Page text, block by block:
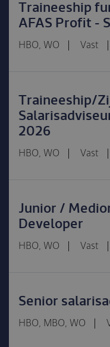
Traineeship
AFAS Profit -
HBO, WO Vast
Traineeship/
2026
HBO, WO Vast
Junior /
Developer
HBO, WO Vast
Senior
HBO, MBO, WO